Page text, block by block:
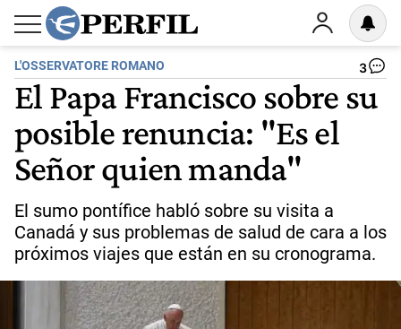
L'OSSERVATORE ROMANO 3
El Papa Francisco sobre su
posible renuncia: "Es el
Señor quien manda"
El sumo pontífice habló sobre su visita a
Canadá y sus problemas de salud de cara a los
próximos viajes que están en su cronograma.